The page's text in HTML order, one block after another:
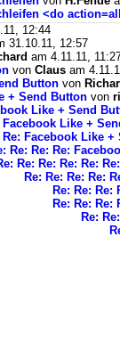
<do
12:44
31.10.11, 12:57
am 4.11.11,
von Claus am
Button von
+ Send Button von
Like + Send
Facebook Like +
Re: Facebook Like
Re: Re: Re:
Re: Re: Re: Re:
Re: Re: Re: Re:
Re: Re: Re:
Re: Re: Re:
Re: